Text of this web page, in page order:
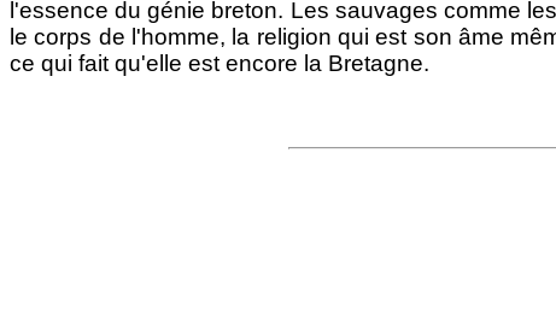
l'essence du génie breton. Les sauvages comme
le corps de l'homme, la religion qui est son âme
ce qui fait qu'elle est encore la Bretagne.